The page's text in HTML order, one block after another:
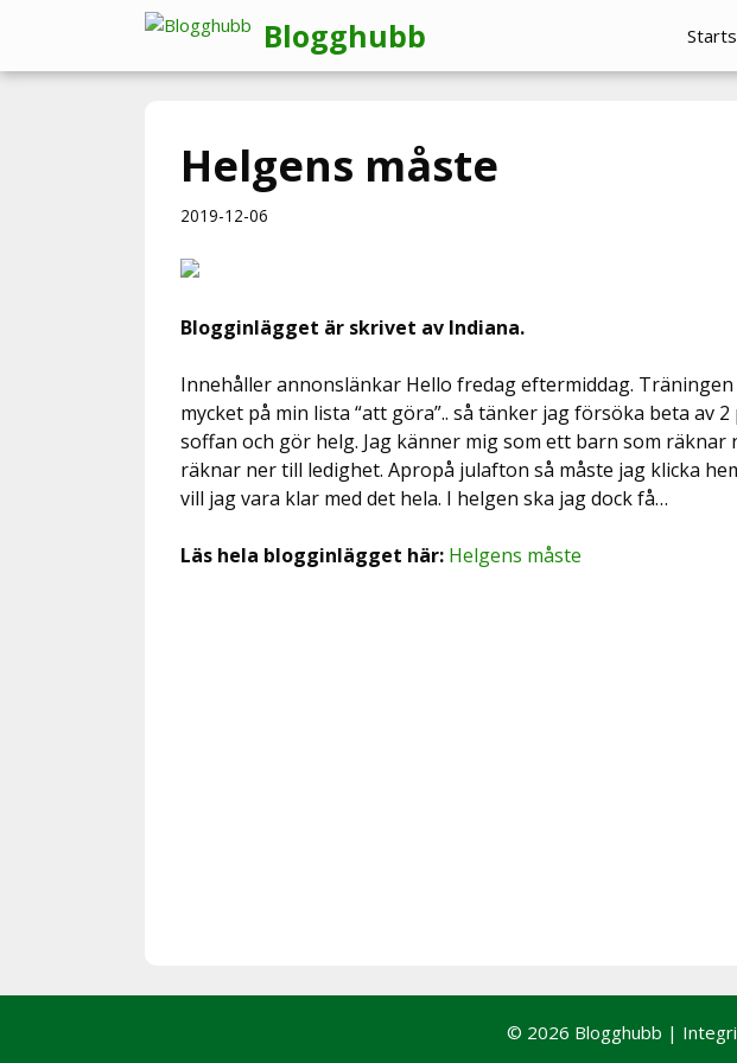
innehåll
Blogghubb
Helgens måste
2019-12-06
Blogginlägget är skrivet av Indiana.
Innehåller annonslänkar Hello fredag eftermiddag.
mycket på min lista “att göra”.. så tänker jag försöka beta av
soffan och gör helg. Jag känner mig som ett barn som
räknar ner till ledighet. Apropå julafton så måste jag klicka
vill jag vara klar med det hela. I helgen ska jag dock få…
Läs hela blogginlägget här: Helgens måste
© 2026 Blogghubb |